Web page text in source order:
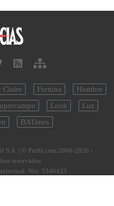
Claire Fortuna
Hombre
Look
Luz
BATimes
S.A. | © Perfil.com 2006-2026 -
reservados
Nro. 5346433